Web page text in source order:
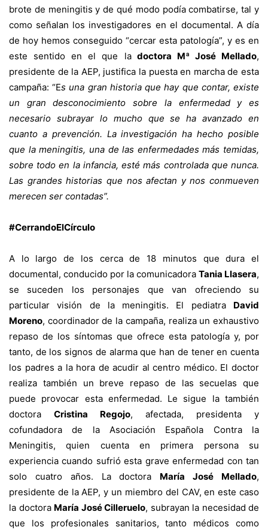
brote de meningitis y de qué modo podía combatirse, tal y
como señalan los investigadores en el documental. A día
de hoy hemos conseguido “cercar esta patología”, y es en
este sentido en el que ladoctora Mª José Mellado,
presidente de la AEP, justifica la puesta en marcha de esta
campaña: “Es una gran historia que hay que contar, existe
un gran desconocimiento sobre la enfermedad y es
necesario subrayar lo mucho que se ha avanzado en
cuanto a prevención. La investigación ha hecho posible
que la meningitis, una de las enfermedades más temidas,
sobre todo en la infancia, esté más controlada que nunca.
Las grandes historias que nos afectan y nos conmueven
merecen ser contadas”.
#CerrandoElCírculo
A lo largo de los cerca de 18 minutos que dura el
documental, conducido por la comunicadora Tania Llasera,
se suceden los personajes que van ofreciendo su
particular visión de la meningitis. El pediatra David
Moreno, coordinador de la campaña, realiza un exhaustivo
repaso de los síntomas que ofrece esta patología y, por
tanto, de los signos de alarma que han de tener en cuenta
los padres a la hora de acudir al centro médico. El doctor
realiza también un breve repaso de las secuelas que
puede provocar esta enfermedad. Le sigue la también
doctora Cristina Regojo, afectada, presidenta y
cofundadora de la Asociación Española Contra la
Meningitis, quien cuenta en primera persona su
experiencia cuando sufrió esta grave enfermedad con tan
solo cuatro años. La doctora María José Mellado,
presidente de la AEP, y un miembro del CAV, en este caso
la doctora María José Cilleruelo, subrayan la necesidad de
que los profesionales sanitarios, tanto médicos como